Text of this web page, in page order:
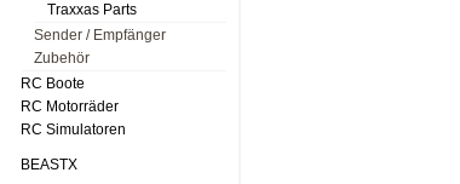
Traxxas Parts
Sender / Empfänger
Zubehör
RC Boote
RC Motorräder
RC Simulatoren
BEASTX